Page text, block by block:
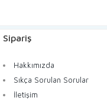
Sipariş
Hakkımızda
Sıkça Sorulan Sorular
İletişim